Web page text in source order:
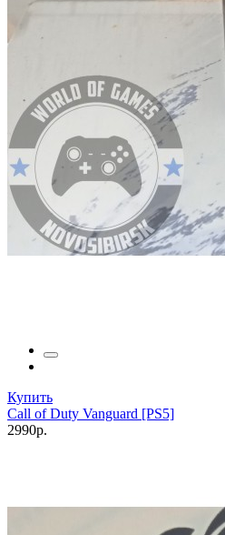
Купить
Call of Duty Vanguard [PS5]
2990р.